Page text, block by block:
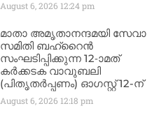
August 6, 2026 12:24 pm
മാതാ അമൃതാനന്ദമയി സേവാ
സമിതി ബഹ്‌റൈൻ
സംഘടിപ്പിക്കുന്ന 12-ാമത്
കർക്കടക വാവുബലി
(പിതൃതർപ്പണം) ഓഗസ്റ്റ് 12-ന്
August 6, 2026 12:18 pm